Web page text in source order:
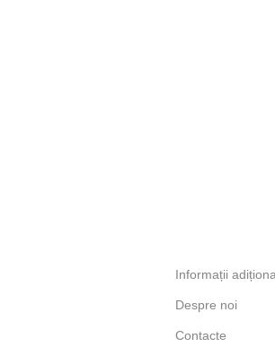
Informații
Despre noi
Contacte